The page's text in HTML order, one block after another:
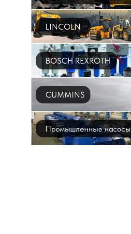
LINCOLN
BOSCH REXROTH
CUMMINS
Промышленные насосы